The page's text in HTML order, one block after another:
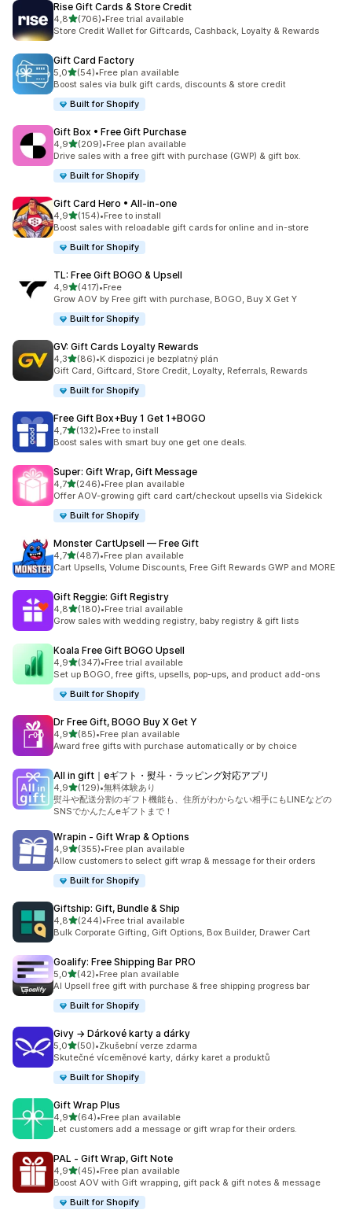
Rise Gift Cards & Store Credit
4,8z 5 hvězd
(706)
Celkový počet recenzí: 706
•Free trial available
Store Credit Wallet for Giftcards, Cashback, Loyalty & Rewards
Gift Card Factory
5,0z 5 hvězd
(54)
Celkový počet recenzí: 54
•Free plan available
Boost sales via bulk gift cards, discounts & store credit
Built for Shopify
Gift Box • Free Gift Purchase
4,9z 5 hvězd
(209)
Celkový počet recenzí: 209
•Free plan available
Drive sales with a free gift with purchase (GWP) & gift box.
Built for Shopify
Gift Card Hero • All‑in‑one
4,9z 5 hvězd
(154)
Celkový počet recenzí: 154
•Free to install
Boost sales with reloadable gift cards for online and in-store
Built for Shopify
TL: Free Gift BOGO & Upsell
4,9z 5 hvězd
(417)
Celkový počet recenzí: 417
•Free
Grow AOV by Free gift with purchase, BOGO, Buy X Get Y
Built for Shopify
GV: Gift Cards Loyalty Rewards
4,3z 5 hvězd
(86)
Celkový počet recenzí: 86
•K dispozici je bezplatný plán
Gift Card, Giftcard, Store Credit, Loyalty, Referrals, Rewards
Built for Shopify
Free Gift Box+Buy 1 Get 1+BOGO
4,7z 5 hvězd
(132)
Celkový počet recenzí: 132
•Free to install
Boost sales with smart buy one get one deals.
Super: Gift Wrap, Gift Message
4,7z 5 hvězd
(246)
Celkový počet recenzí: 246
•Free plan available
Offer AOV-growing gift card cart/checkout upsells via Sidekick
Built for Shopify
Monster CartUpsell — Free Gift
4,7z 5 hvězd
(487)
Celkový počet recenzí: 487
•Free plan available
Cart Upsells, Volume Discounts, Free Gift Rewards GWP and MORE
Gift Reggie: Gift Registry
4,8z 5 hvězd
(180)
Celkový počet recenzí: 180
•Free trial available
Grow sales with wedding registry, baby registry & gift lists
Koala Free Gift BOGO Upsell
4,9z 5 hvězd
(347)
Celkový počet recenzí: 347
•Free trial available
Set up BOGO, free gifts, upsells, pop-ups, and product add-ons
Built for Shopify
Dr Free Gift, BOGO Buy X Get Y
4,9z 5 hvězd
(85)
Celkový počet recenzí: 85
•Free plan available
Award free gifts with purchase automatically or by choice
All in gift｜eギフト・熨斗・ラッピング対応アプリ
4,9z 5 hvězd
(129)
Celkový počet recenzí: 129
•無料体験あり
熨斗や配送分割のギフト機能も、住所がわからない相手にもLINEなどの
SNSでかんたんeギフトまで！
Wrapin ‑ Gift Wrap & Options
4,9z 5 hvězd
(355)
Celkový počet recenzí: 355
•Free plan available
Allow customers to select gift wrap & message for their orders
Built for Shopify
Giftship: Gift, Bundle & Ship
4,8z 5 hvězd
(244)
Celkový počet recenzí: 244
•Free trial available
Bulk Corporate Gifting, Gift Options, Box Builder, Drawer Cart
Goalify: Free Shipping Bar PRO
5,0z 5 hvězd
(42)
Celkový počet recenzí: 42
•Free plan available
AI Upsell free gift with purchase & free shipping progress bar
Built for Shopify
Givy → Dárkové karty a dárky
5,0z 5 hvězd
(50)
Celkový počet recenzí: 50
•Zkušební verze zdarma
Skutečné víceměnové karty, dárky karet a produktů
Built for Shopify
Gift Wrap Plus
4,9z 5 hvězd
(64)
Celkový počet recenzí: 64
•Free plan available
Let customers add a message or gift wrap for their orders.
PAL ‑ Gift Wrap, Gift Note
4,9z 5 hvězd
(45)
Celkový počet recenzí: 45
•Free plan available
Boost AOV with Gift wrapping, gift pack & gift notes & message
Built for Shopify